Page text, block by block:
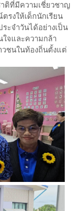
ติที่มีความเชี่ยวชาญ
รงให้เด็กนักเรียน
ะจำวันได้อย่างเป็น
ใจและความกล้า
วชนในท้องถิ่นตั้งแต่